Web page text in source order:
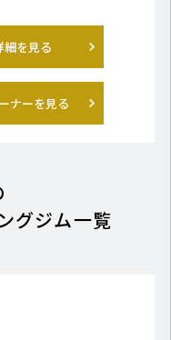
細を見る
ナーを見る
グジム一覧